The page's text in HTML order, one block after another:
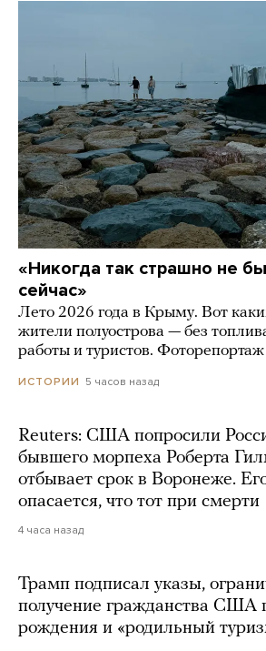
«Никогда так страшно не
сейчас»
Лето 2026 года в Крыму. Вот
жители полуострова — без
работы и туристов. Фоторепортаж
ИСТОРИИ 5 часов назад
Reuters: США попросили
бывшего морпеха Роберта
отбывает срок в Воронеже.
опасается, что тот при смерти
4 часа назад
Трамп подписал указы,
получение гражданства США
рождения и «родильный